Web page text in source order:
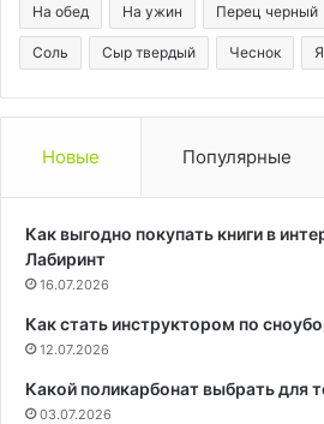
На обед На ужин Перец черный
Соль Сыр твердый Чеснок
Новые Популярные
Как выгодно покупать книги в
Лабиринт
16.07.2026
Как стать инструктором по
12.07.2026
Какой поликарбонат выбрать для
03.07.2026